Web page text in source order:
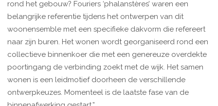
rond het gebouw? Fouriers ‘phalanstères’ waren een
belangrijke referentie tijdens het ontwerpen van dit
woonensemble met een specifieke dakvorm die refereert
naar zijn buren. Het wonen wordt georganiseerd rond een
collectieve binnenkoer die met een genereuze overdekte
poortingang de verbinding zoekt met de wijk. Het samen
wonen is een leidmotief doorheen de verschillende
ontwerpkeuzes. Momenteel is de laatste fase van de